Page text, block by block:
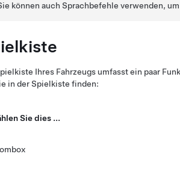
können auch Sprachbefehle verwenden,
Ihres Fahrzeugs umfasst ein paar
in der Spielkiste finden:
Sie dies ...